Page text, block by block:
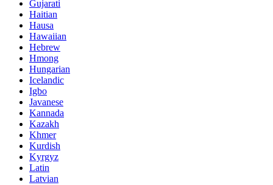
Gujarati
Haitian
Hausa
Hawaiian
Hebrew
Hmong
Hungarian
Icelandic
Igbo
Javanese
Kannada
Kazakh
Khmer
Kurdish
Kyrgyz
Latin
Latvian